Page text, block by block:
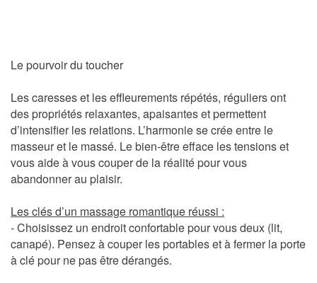
Le pourvoir du toucher
Les caresses et les effleurements répétés, réguliers ont
des propriétés relaxantes, apaisantes et permettent
d’intensifier les relations. L’harmonie se crée entre le
masseur et le massé. Le bien-être efface les tensions et
vous aide à vous couper de la réalité pour vous
abandonner au plaisir.
Les clés d’un massage romantique réussi :
- Choisissez un endroit confortablepour vous deux (lit,
canapé). Pensez à couper les portables et à fermer la porte
à clé pour ne pas être dérangés.